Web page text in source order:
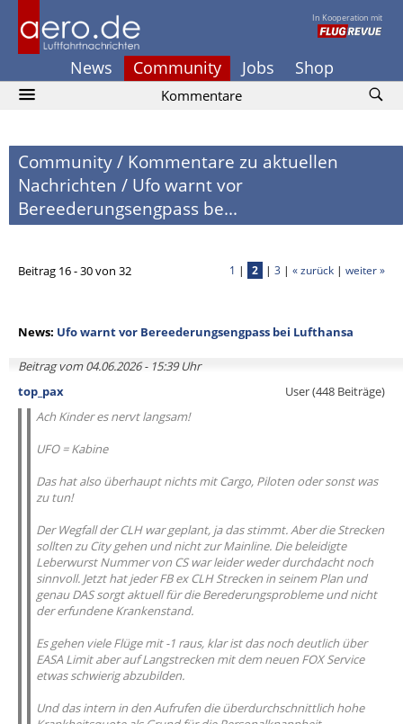
In Kooperation mit
News Community Jobs Shop
Kommentare
Community/ Kommentare zu aktuellen
Nachrichten / Ufo warnt vor
Bereederungsengpass be...
Beitrag 16 - 30 von 32 1 | 2 | 3 | « zurück | weiter »
News: Ufo warnt vor Bereederungsengpass bei Lufthansa
Beitrag vom 04.06.2026 - 15:39 Uhr
top_pax
User (448 Beiträge)
Ach Kinder es nervt langsam!
UFO = Kabine
Das hat also überhaupt nichts mit Cargo, Piloten oder sonst was
zu tun!
Der Wegfall der CLH war geplant, ja das stimmt. Aber die Strecken
sollten zu City gehen und nicht zur Mainline. Die beleidigte
Leberwurst Nummer von CS war leider weder durchdacht noch
sinnvoll. Jetzt hat jeder FB ex CLH Strecken in seinem Plan und
genau DAS sorgt aktuell für die Berederungsprobleme und nicht
der erfundene Krankenstand.
Es gehen viele Flüge mit -1 raus, klar ist das noch deutlich über
EASA Limit aber auf Langstrecken mit dem neuen FOX Service
etwas schwierig abzubilden.
Und das intern in den Aufrufen die überdurchschnittlich hohe